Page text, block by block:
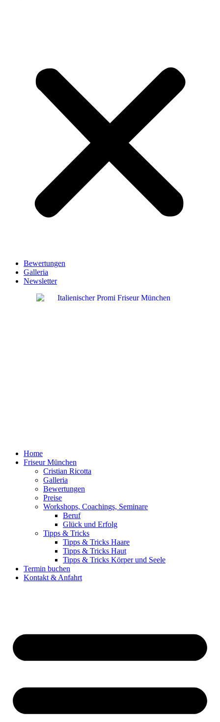
Bewertungen
Galleria
Newsletter
Home
Friseur München
Cristian Ricotta
Galleria
Bewertungen
Preise
Workshops, Coachings, Seminare
Beruf
Glück und Erfolg
Tipps & Tricks
Tipps & Tricks Haare
Tipps & Tricks Haut
Tipps & Tricks Körper und Seele
Termin buchen
Kontakt & Anfahrt